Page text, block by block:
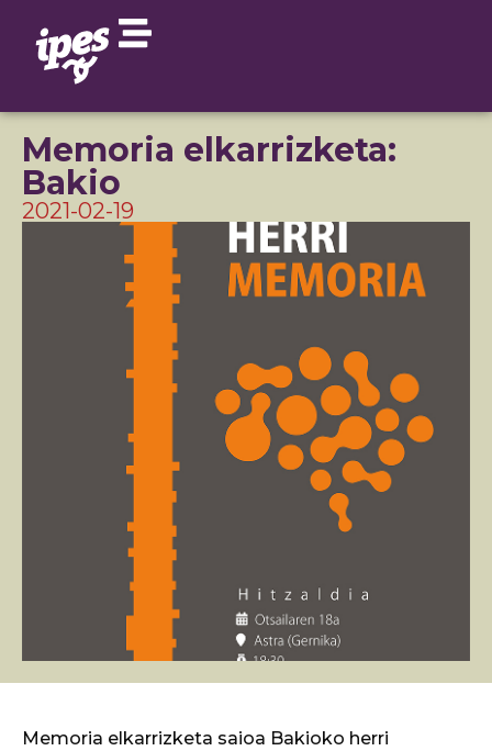
Memoria elkarrizketa:
Bakio
2021-02-19
Memoria elkarrizketa saioa Bakioko herri